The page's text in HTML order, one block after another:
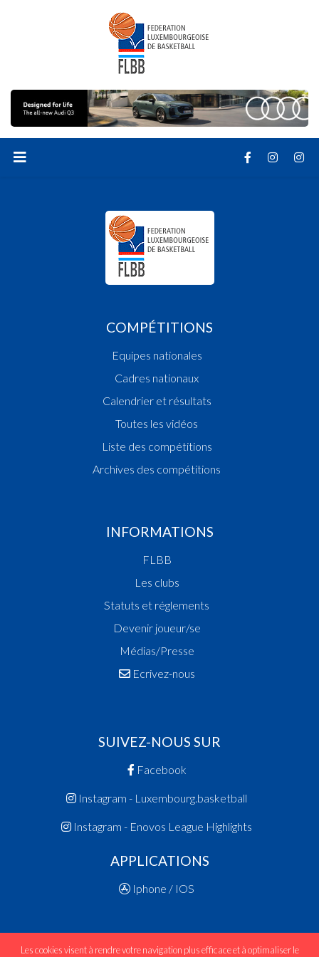
COMPÉTITIONS
Equipes nationales
Cadres nationaux
Calendrier et résultats
Toutes les vidéos
Liste des compétitions
Archives des compétitions
INFORMATIONS
FLBB
Les clubs
Statuts et réglements
Devenir joueur/se
Médias/Presse
Ecrivez-nous
SUIVEZ-NOUS SUR
Facebook
Instagram - Luxembourg.basketball
Instagram - Enovos League Highlights
APPLICATIONS
Iphone / IOS
Les cookies visent à rendre votre navigation plus efficace et à optimaliser le